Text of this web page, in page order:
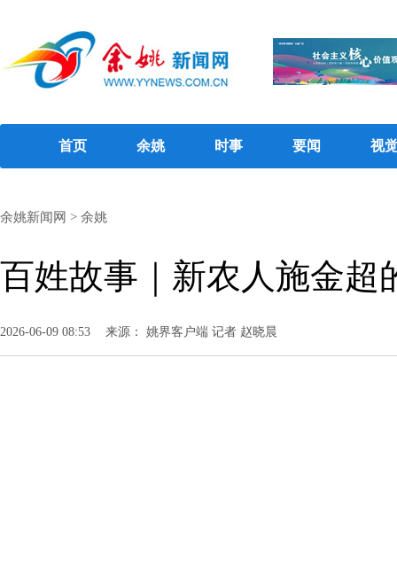
首页 余姚 时事 要闻 视
余姚新闻网 > 余姚
百姓故事｜​新农人施金超
2026-06-09 08:53 来源： 姚界客户端 记者 赵晓晨